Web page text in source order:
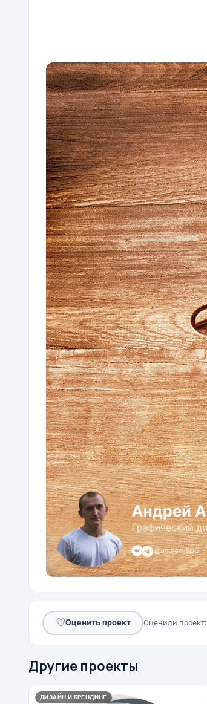
♡Оценить проект Оценили проект:
Другие проекты
ДИЗАЙН И БРЕНДИНГ